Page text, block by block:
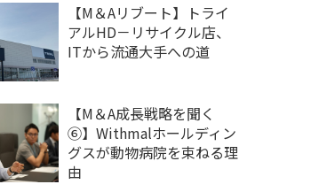
【M＆Aリブート】トライ
アルHD－リサイクル店、
ITから流通大手への道
【M＆A 成長戦略を聞く
⑥】Withmalホールディン
グスが動物病院を束ねる理
由